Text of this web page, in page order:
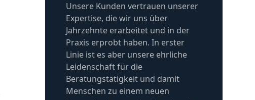
Unsere Kunden vertrauen unserer
Expertise, die wir uns über
Jahrzehnte erarbeitet und in der
Praxis erprobt haben. In erster
Linie ist es aber unsere ehrliche
Leidenschaft für die
Beratungstätigkeit und damit
Menschen zu einem neuen